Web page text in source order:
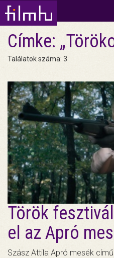
Címke:
Találatok száma: 3
Török
el az Apró
Szász Attila Apró mesék